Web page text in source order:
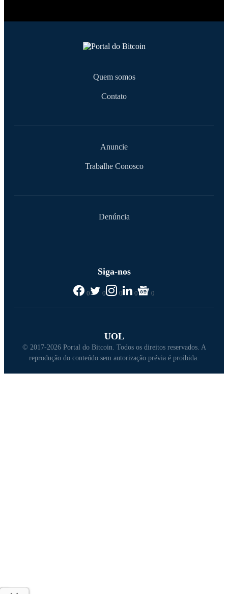
Quem somos
Contato
Anuncie
Trabalhe Conosco
Denúncia
Siga-nos
0 0 0 0 0
UOL
© 2017-2026 Portal do Bitcoin. Todos os direitos reservados. A
reprodução do conteúdo sem autorização prévia é proibida.